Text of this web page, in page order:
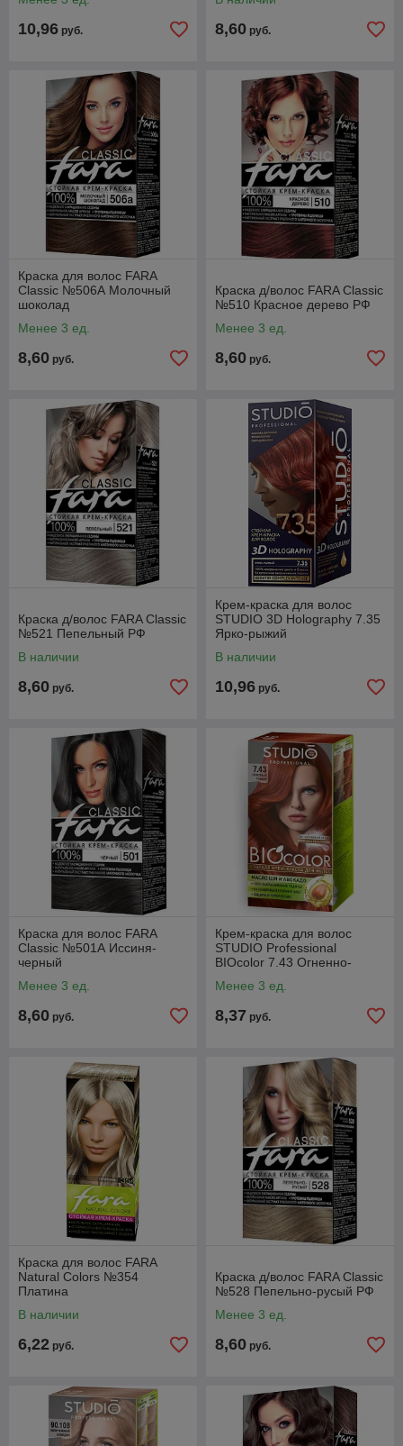
10,96 руб. 8,60 руб.
Краска для волос FARA
Classic №506А Молочный
шоколад
Менее 3 ед.
8,60 руб.
Краска д/волос FARA Classic
№510 Красное дерево РФ
Менее 3 ед.
8,60 руб.
Краска д/волос FARA Classic
№521 Пепельный РФ
В наличии
8,60 руб.
Крем-краска для волос
STUDIO 3D Holography 7.35
Ярко-рыжий
В наличии
10,96 руб.
Краска для волос FARA
Classic №501А Иссиня-
черный
Менее 3 ед.
8,60 руб.
Крем-краска для волос
STUDIO Professional
BIOcolor 7.43 Огненно-
Менее 3 ед.
8,37 руб.
Краска для волос FARA
Natural Colors №354
Платина
В наличии
6,22 руб.
Краска д/волос FARA Classic
№528 Пепельно-русый РФ
Менее 3 ед.
8,60 руб.